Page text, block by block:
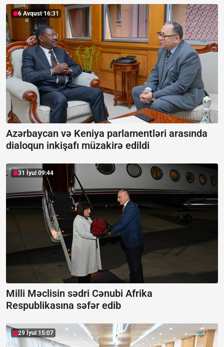
6 Avqust 16:31
Azərbaycan və Keniya parlamentləri arasında
dialoqun inkişafı müzakirə edildi
31 İyul 09:44
Milli Məclisin sədri Cənubi Afrika
Respublikasına səfər edib
29 İyul 15:07